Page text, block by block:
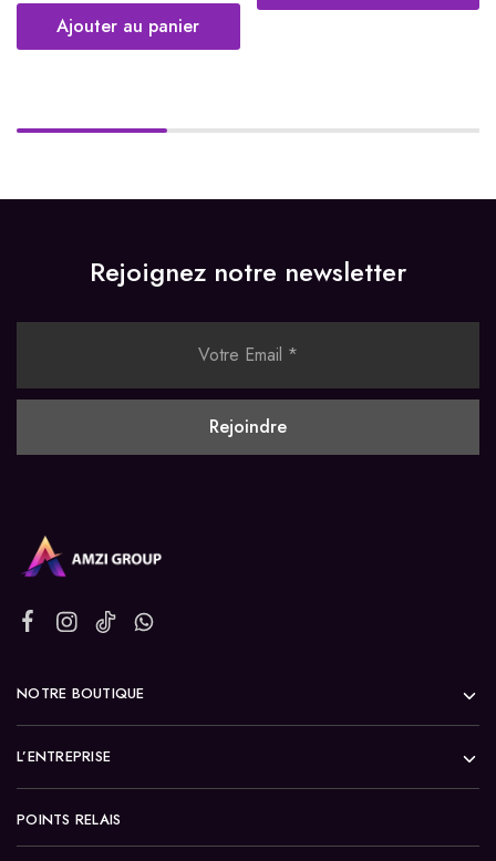
Ajouter au panier
Rejoignez notre newsletter
NOTRE BOUTIQUE
L’ENTREPRISE
POINTS RELAIS